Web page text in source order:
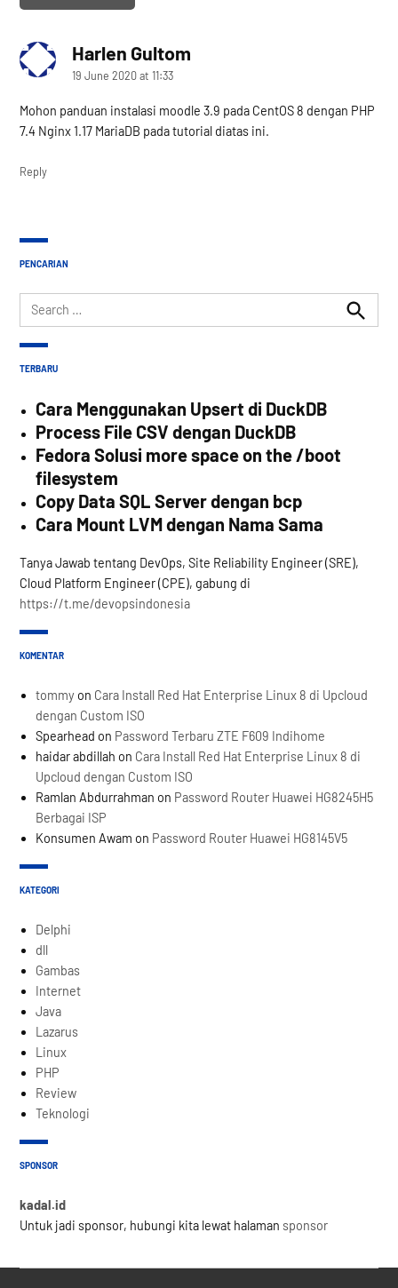
Harlen Gultomsays:
19 June 2020 at 11:33
Mohon panduan instalasi moodle 3.9 pada CentOS 8 dengan PHP
7.4 Nginx 1.17 MariaDB pada tutorial diatas ini.
Reply
PENCARIAN
Search
for:
Search
TERBARU
Cara Menggunakan Upsert di DuckDB
Process File CSV dengan DuckDB
Fedora Solusi more space on the /boot
filesystem
Copy Data SQL Server dengan bcp
Cara Mount LVM dengan Nama Sama
Tanya Jawab tentang DevOps, Site Reliability Engineer (SRE),
Cloud Platform Engineer (CPE), gabung di
https://t.me/devopsindonesia
KOMENTAR
tommy on Cara Install Red Hat Enterprise Linux 8 di Upcloud
dengan Custom ISO
Spearhead on Password Terbaru ZTE F609 Indihome
haidar abdillah on Cara Install Red Hat Enterprise Linux 8 di
Upcloud dengan Custom ISO
Ramlan Abdurrahman on Password Router Huawei HG8245H5
Berbagai ISP
Konsumen Awam on Password Router Huawei HG8145V5
KATEGORI
Delphi
dll
Gambas
Internet
Java
Lazarus
Linux
PHP
Review
Teknologi
SPONSOR
kadal.id
Untuk jadi sponsor, hubungi kita lewat halaman sponsor